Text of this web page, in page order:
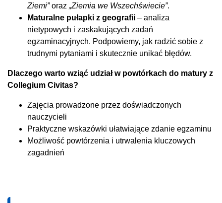
Ziemi”oraz „Ziemia we Wszechświecie”.
Maturalne pułapki z geografii – analiza
nietypowych i zaskakujących zadań
egzaminacyjnych. Podpowiemy, jak radzić sobie z
trudnymi pytaniami i skutecznie unikać błędów.
Dlaczego warto wziąć udział w powtórkach do matury z
Collegium Civitas?
Zajęcia prowadzone przez doświadczonych
nauczycieli
Praktyczne wskazówki ułatwiające zdanie egzaminu
Możliwość powtórzenia i utrwalenia kluczowych
zagadnień